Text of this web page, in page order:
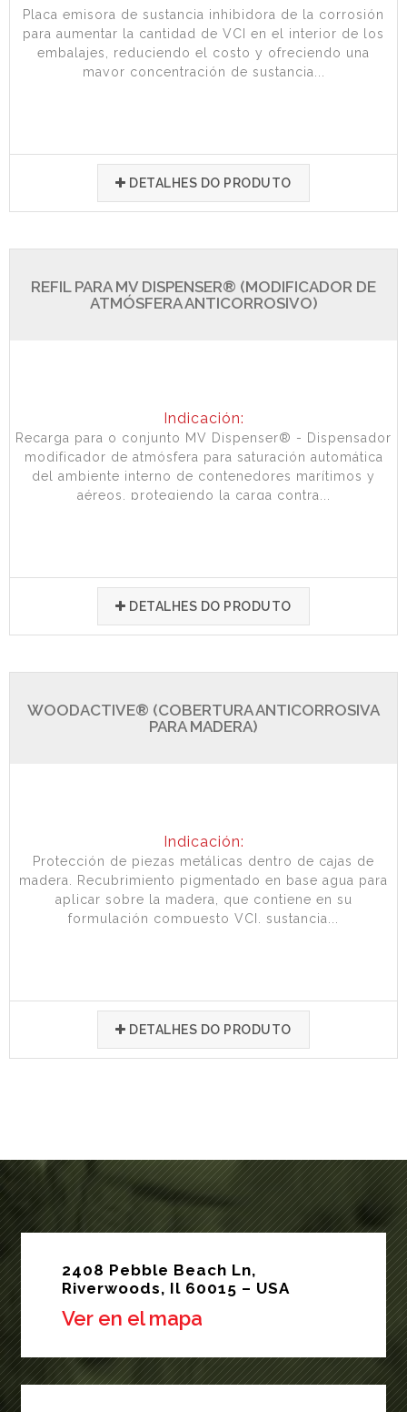
Placa emisora de sustancia inhibidora de la corrosión
para aumentar la cantidad de VCI en el interior de los
embalajes, reduciendo el costo y ofreciendo una
mayor concentración de sustancia...
DETALHES DO PRODUTO
REFIL PARA MV DISPENSER® (MODIFICADOR DE
ATMÓSFERA ANTICORROSIVO)
Indicación:
Recarga para o conjunto MV Dispenser® - Dispensador
modificador de atmósfera para saturación automática
del ambiente interno de contenedores marítimos y
aéreos, protegiendo la carga contra...
DETALHES DO PRODUTO
WOODACTIVE® (COBERTURA ANTICORROSIVA
PARA MADERA)
Indicación:
Protección de piezas metálicas dentro de cajas de
madera. Recubrimiento pigmentado en base agua para
aplicar sobre la madera, que contiene en su
formulación compuesto VCI, sustancia...
DETALHES DO PRODUTO
2408 Pebble Beach Ln,
Riverwoods, Il 60015 – USA
Ver en el mapa